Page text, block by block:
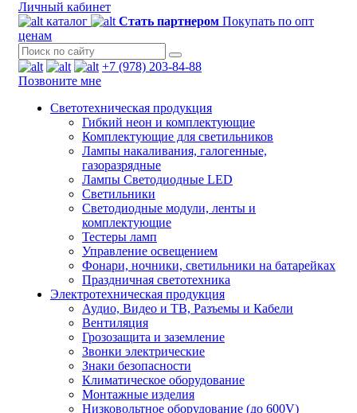
Личный кабинет
каталог
Стать партнером Покупать по опт
ценам
+7 (978) 203-84-88
Позвоните мне
Светотехническая продукция
Гибкий неон и комплектующие
Комплектующие для светильников
Лампы накаливания, галогенные,
газоразрядные
Лампы Светодиодные LED
Светильники
Светодиодные модули, ленты и
комплектующие
Тестеры ламп
Управление освещением
Фонари, ночники, светильники на батарейках
Праздничная светотехника
Электротехническая продукция
Аудио, Видео и ТВ, Разъемы и Кабели
Вентиляция
Грозозащита и заземление
Звонки электрические
Знаки безопасности
Климатическое оборудование
Монтажные изделия
Низковольтное оборудование (до 600V)